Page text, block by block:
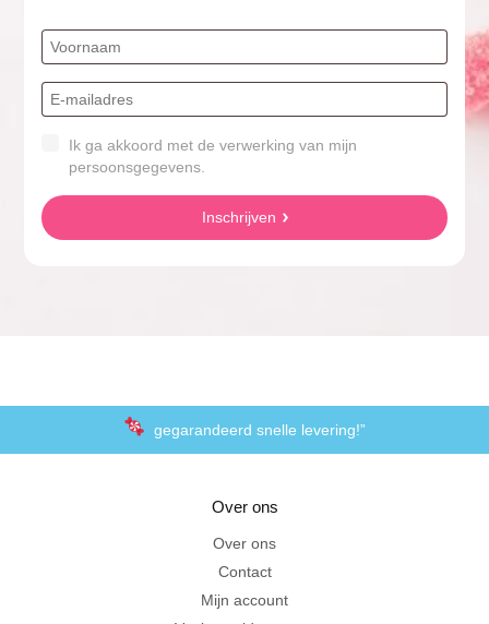
Ik ga akkoord met de verwerking van mijn
persoonsgegevens.
Inschrijven
gegarandeerd snelle levering!”
Al 20 jaar in Amersfoort
Over ons
Over ons
Contact
Mijn account